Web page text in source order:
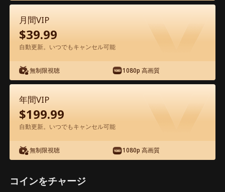
エピソード28 - 生配信で、婚約者一家を
地獄に堕とす 映画フル
28 29 30 31 32
月間VIP
$39.99
自動更新。いつでもキャンセル可能
無制限視聴 1080p 高画質
年間VIP
$199.99
自動更新。いつでもキャンセル可能
無制限視聴 1080p 高画質
コインをチャージ